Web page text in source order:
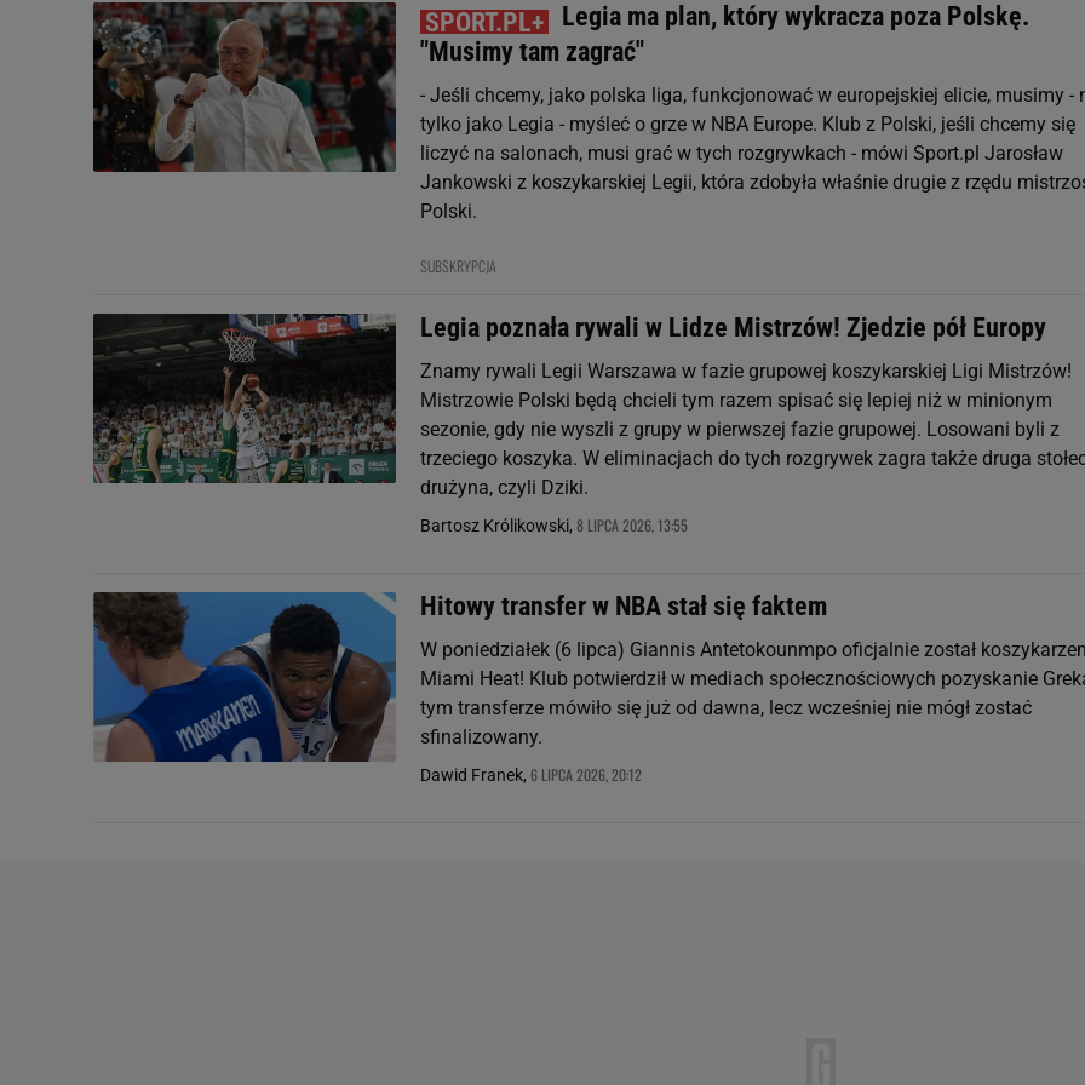
Legia ma plan, który wykracza poza Polskę.
"Musimy tam zagrać"
- Jeśli chcemy, jako polska liga, funkcjonować w europejskiej elicie, musimy -
tylko jako Legia - myśleć o grze w NBA Europe. Klub z Polski, jeśli chcemy się
liczyć na salonach, musi grać w tych rozgrywkach - mówi Sport.pl Jarosław
Jankowski z koszykarskiej Legii, która zdobyła właśnie drugie z rzędu
Polski.
SUBSKRYPCJA
Legia poznała rywali w Lidze Mistrzów! Zjedzie pół Europy
Znamy rywali Legii Warszawa w fazie grupowej koszykarskiej Ligi Mistrzów!
Mistrzowie Polski będą chcieli tym razem spisać się lepiej niż w minionym
sezonie, gdy nie wyszli z grupy w pierwszej fazie grupowej. Losowani byli z
trzeciego koszyka. W eliminacjach do tych rozgrywek zagra także druga
drużyna, czyli Dziki.
Bartosz Królikowski, 8 LIPCA 2026, 13:55
Hitowy transfer w NBA stał się faktem
W poniedziałek (6 lipca) Giannis Antetokounmpo oficjalnie został
Miami Heat! Klub potwierdził w mediach społecznościowych pozyskanie
tym transferze mówiło się już od dawna, lecz wcześniej nie mógł zostać
sfinalizowany.
Dawid Franek, 6 LIPCA 2026, 20:12